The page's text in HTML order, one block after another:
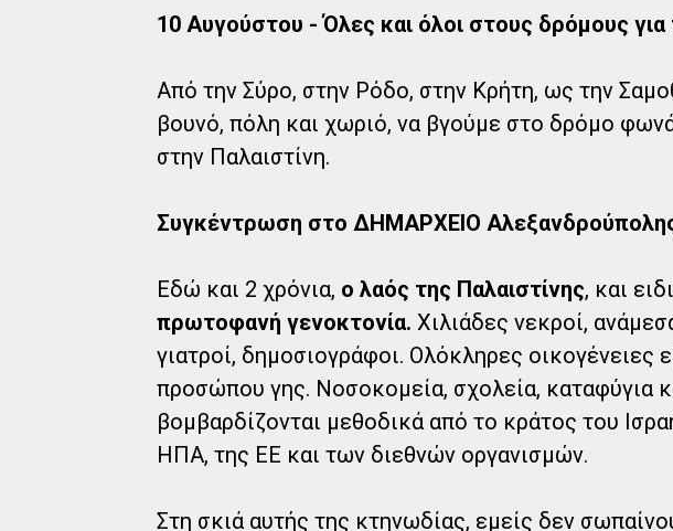
10 Αυγούστου - Όλες και όλοι στους δρόμους για
Από την Σύρο, στην Ρόδο, στην Κρήτη, ως την
βουνό, πόλη και χωριό, να βγούμε στο δρόμο
στην Παλαιστίνη.
Συγκέντρωση στο ΔΗΜΑΡΧΕΙΟ
Εδώ και 2 χρόνια, ο λαός της Παλαιστίνης, και
πρωτοφανή γενοκτονία. Χιλιάδες νεκροί,
γιατροί, δημοσιογράφοι. Ολόκληρες οικογένειες
προσώπου γης. Νοσοκομεία, σχολεία, καταφύγια
βομβαρδίζονται μεθοδικά από το κράτος του
ΗΠΑ, της ΕΕ και των διεθνών οργανισμών.
Στη σκιά αυτής της κτηνωδίας, εμείς δεν